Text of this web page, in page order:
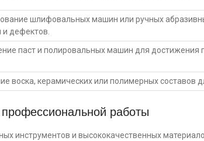
шлифовальных машин или ручных
дефектов.
паст и полировальных машин для достижения
воска, керамических или полимерных составов
работы
инструментов и высококачественных